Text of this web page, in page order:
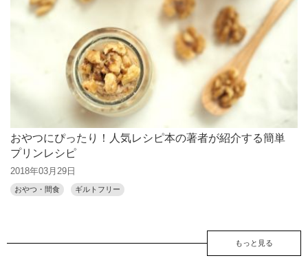
おやつにぴったり！人気レシピ本の著者が紹介する簡単
プリンレシピ
2018年03月29日
おやつ・間食 ギルトフリー
もっと見る